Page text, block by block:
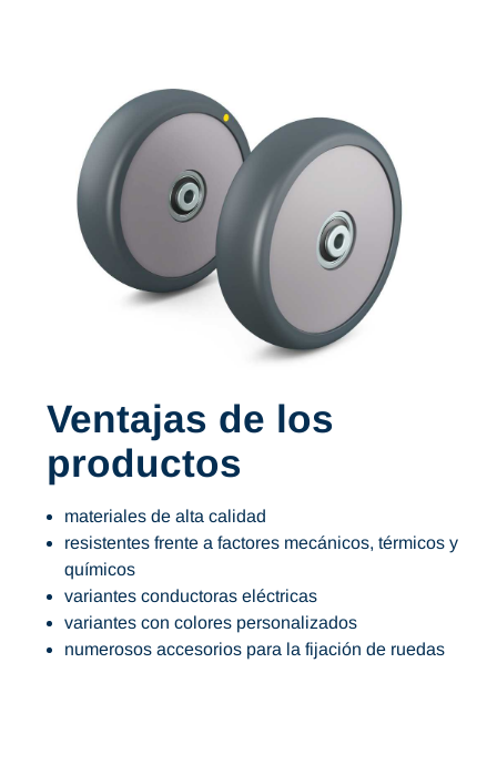
Ventajas de los
productos
materiales de alta calidad
resistentes frente a factores mecánicos, térmicos y
químicos
variantes conductoras eléctricas
variantes con colores personalizados
numerosos accesorios para la fijación de ruedas